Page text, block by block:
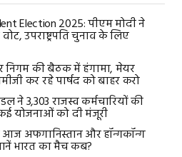
Election 2025: पीएम मोदी ने
उपराष्ट्रपति चुनाव के लिए
की बैठक में हंगामा, मेयर
कर रहे पार्षद को बाहर करो
ने 3,303 राजस्व कर्मचारियों की
योजनाओं को दी मंजूरी
आज अफगानिस्तान और हॉन्गकॉन्ग
भारत का मैच कब?